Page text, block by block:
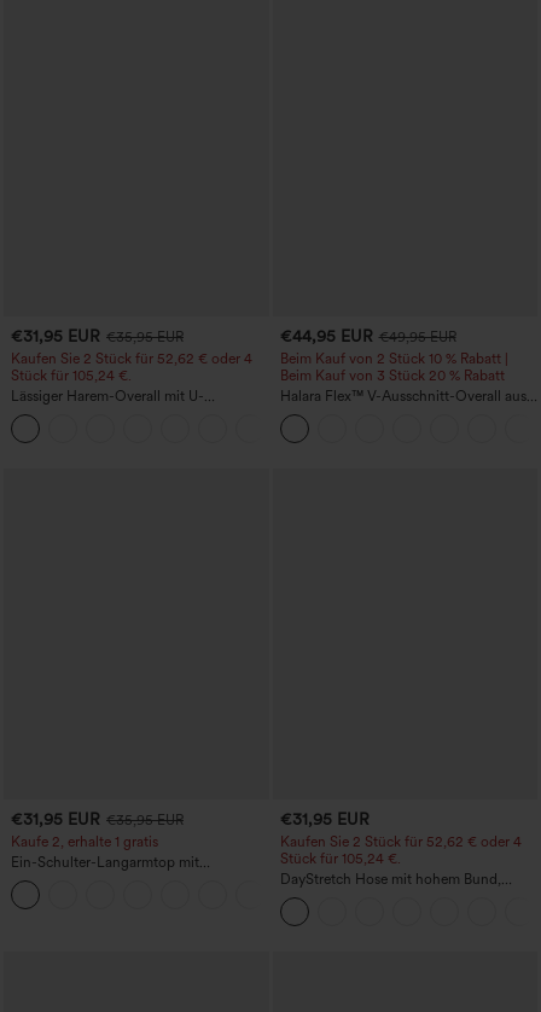
€31,95 EUR €35,95 EUR
Kaufen Sie 2 Stück für 52,62 € oder 4
Stück für 105,24 €.
Lässiger Harem-Overall mit U-
Ausschnitt und Taschen - Easy Peezy
Edition
€44,95 EUR €49,95 EUR
Beim Kauf von 2 Stück 10 % Rabatt |
Beim Kauf von 3 Stück 20 % Rabatt
Halara Flex™ V-Ausschnitt-Overall aus
gewaschenem Denim mit Taschen –
lässig
€31,95 EUR €35,95 EUR
Kaufe 2, erhalte 1 gratis
Ein-Schulter-Langarmtop mit
Daumenloch, geschwungener Saum
(High-Low), schnell trocknend – Yoga-
Sporttop mit integriertem BH
€31,95 EUR
Kaufen Sie 2 Stück für 52,62 € oder 4
Stück für 105,24 €.
DayStretch Hose mit hohem Bund,
Barrel-Leg und Taschen